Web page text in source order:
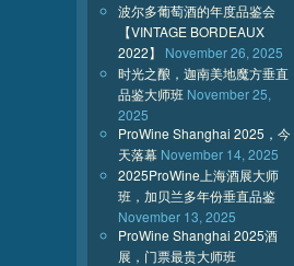
波尔多葡萄酒的年度品鉴会
【VINTAGE BORDEAUX
2022】
November 26, 2025
时光之酿，迦南美地魔方垂直
品鉴大师班 November 25,
2025
ProWine Shanghai 2025，今
天落幕 November 14, 2025
2025ProWine上海酒展大师
班，加贝兰多年份垂直品鉴
November 13, 2025
ProWine Shanghai 2025酒
展，门票最贵大师班